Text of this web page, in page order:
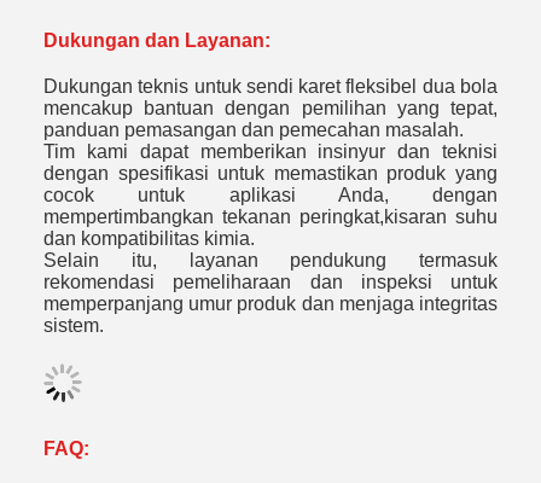
Dukungan dan Layanan:
Dukungan teknis untuk sendi karet fleksibel dua bola
mencakup bantuan dengan pemilihan yang tepat,
panduan pemasangan dan pemecahan masalah.
Tim kami dapat memberikan insinyur dan teknisi
dengan spesifikasi untuk memastikan produk yang
cocok untuk aplikasi Anda, dengan
mempertimbangkan tekanan peringkat,kisaran suhu
dan kompatibilitas kimia.
Selain itu, layanan pendukung termasuk
rekomendasi pemeliharaan dan inspeksi untuk
memperpanjang umur produk dan menjaga integritas
sistem.
FAQ: